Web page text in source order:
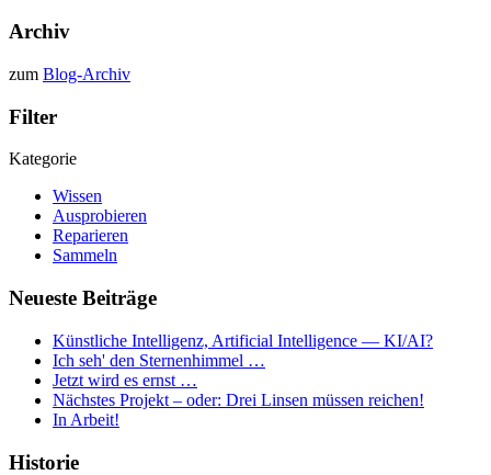
Archiv
zum Blog-Archiv
Filter
Kategorie
Wissen
Ausprobieren
Reparieren
Sammeln
Neueste Beiträge
Künstliche Intelligenz, Artificial Intelligence — KI/AI?
Ich seh' den Sternenhimmel …
Jetzt wird es ernst …
Nächstes Projekt – oder: Drei Linsen müssen reichen!
In Arbeit!
Historie